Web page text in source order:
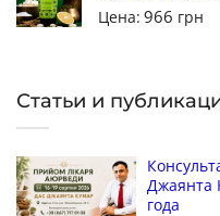
Цена: 966 грн
Статьи и
Джаянта
года